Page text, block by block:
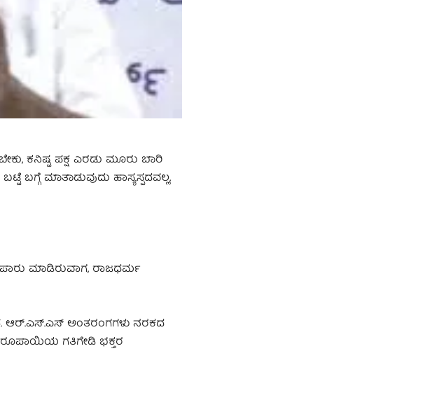
ಕನಿಷ್ಟ ಪಕ್ಷ ಎರಡು ಮೂರು ಬಾರಿ
ಬಗ್ಗೆ ಮಾತಾಡುವುದು ಹಾಸ್ಯಸ್ಪದವಲ್ಲ,
ಮಾಡಿರುವಾಗ, ರಾಜಧರ್ಮ
ಆರ್.ಎಸ್.ಎಸ್ ಅಂತರಂಗಗಳು ನರಕದ
ರೂಪಾಯಿಯ ಗತಿಗೇಡಿ ಭಕ್ತರ